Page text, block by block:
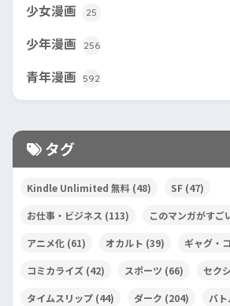
少女漫画 25
少年漫画 256
青年漫画 592
タグ
Kindle Unlimited 無料 (48) SF (47)
お仕事・ビジネス (113) このマンガがすご
アニメ化 (61) オカルト (39) ギャグ・
コミカライズ (42) スポーツ (66) セク
タイムスリップ (44) ダーク (204) バ